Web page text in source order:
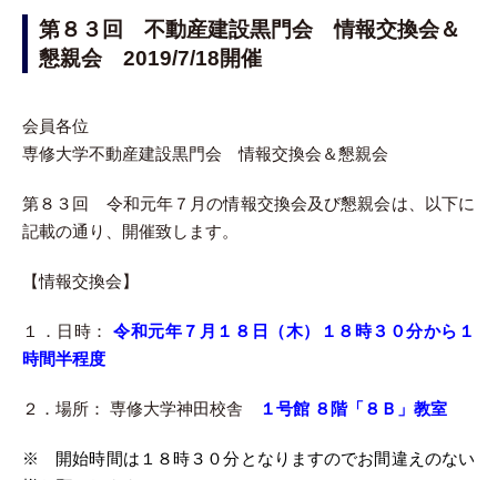
第８３回 不動産建設黒門会 情報交換会＆
懇親会 2019/7/18開催
会員各位
専修大学不動産建設黒門会 情報交換会＆懇親会
第８３回 令和元年７月の情報交換会及び懇親会は、以下に
記載の通り、開催致します。
【情報交換会】
１．日時：令和元年７月１８日（木） １８時３０分から １
時間半程度
２．場所： 専修大学神田校舎 １号館 ８階「８Ｂ」教室
※ 開始時間は１８時３０分となりますのでお間違えのない